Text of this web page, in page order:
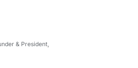
& President,